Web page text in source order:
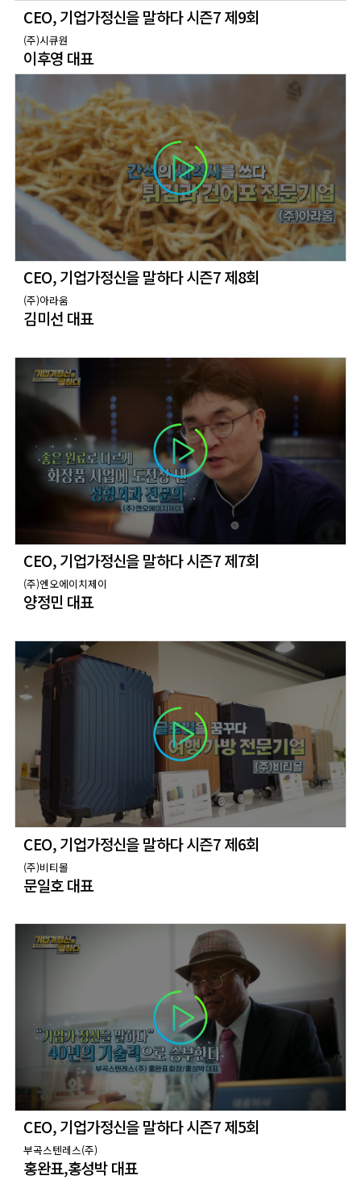
CEO, 기업가정신을 말하다 시즌7 제9회
(주)시큐원
이후영 대표
CEO, 기업가정신을 말하다 시즌7 제8회
(주)아라움
김미선 대표
CEO, 기업가정신을 말하다 시즌7 제7회
(주)엔오에이치제이
양정민 대표
CEO, 기업가정신을 말하다 시즌7 제6회
(주)비티몰
문일호 대표
CEO, 기업가정신을 말하다 시즌7 제5회
부곡스텐레스(주)
홍완표,홍성박 대표